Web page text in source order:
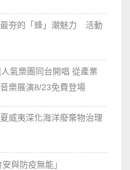
夯的「蜂」潮魅力 活動
氣樂團同台開唱 從產業
樂展演8/23免費登場
威夷深化海洋廢棄物治理
與防疫無能」